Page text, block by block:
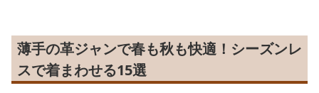
薄手の革ジャンで春も秋も快適！シーズンレ
スで着まわせる15選